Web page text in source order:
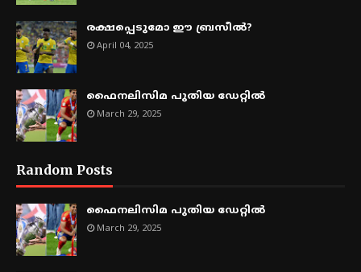
രക്ഷപ്പെടുമോ ഈ ബ്രസീൽ?
April 04, 2025
ഫൈനലിസിമ പുതിയ ഡേറ്റിൽ
March 29, 2025
Random Posts
ഫൈനലിസിമ പുതിയ ഡേറ്റിൽ
March 29, 2025